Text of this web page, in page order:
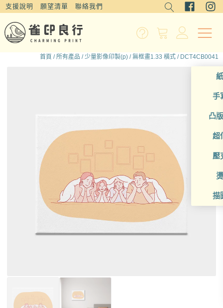
支援說明 願望清單 聯絡我們
手
凸
超
壓
描
首頁 /所有產品 /少量影像印製(p) /無框畫1.33 橫式 / DCT4CB0041